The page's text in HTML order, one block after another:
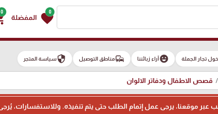
0
favorite المفضلة
0
تجار الجملة emoji_emotionsآراء زبائننا commuteمناطق التوصيل securityسياسة المتجر
قصص الاطفال ودفاتر الالوان
طلب عبر موقعنا، يرجى عمل إتمام الطلب حتى يتم تنفيذه. وللاستفسارات،